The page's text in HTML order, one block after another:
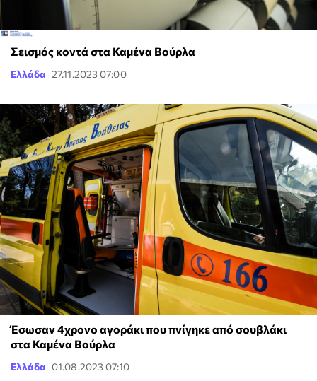
Σεισμός κοντά στα Καμένα Βούρλα
Ελλάδα 27.11.2023 07:00
Έσωσαν 4χρονο αγοράκι που πνίγηκε από σουβλάκι
στα Καμένα Βούρλα
Ελλάδα 01.08.2023 07:10